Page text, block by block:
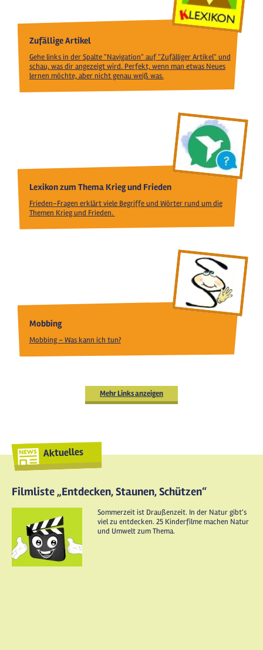
Zufällige Artikel
Gehe links in der Spalte "Navigation" auf "Zufälliger Artikel" und
schau, was dir angezeigt wird. Perfekt, wenn man etwas Neues
lernen möchte, aber nicht genau weiß was.
Lexikon zum Thema Krieg und Frieden
Frieden-Fragen erklärt viele Begriffe und Wörter rund um die
Themen Krieg und Frieden.
Mobbing
Mobbing – Was kann ich tun?
Mehr Links anzeigen
Aktuelles
Filmliste „Entdecken, Staunen, Schützen“
Sommerzeit ist Draußenzeit. In der Natur gibt's
viel zu entdecken. 25 Kinderfilme machen Natur
und Umwelt zum Thema.